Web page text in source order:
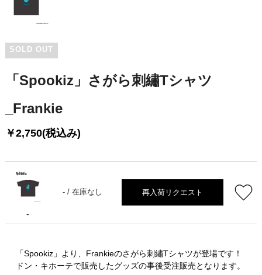
SOLD OUT
「Spookiz」さがら刺繡Tシャツ
_Frankie
￥2,750(税込み)
-
- /在庫なし 再入荷リクエスト
「Spookiz」より、Frankieのさがら刺繡Tシャツが登場です！
ドン・キホーテで販売したグッズの事後受注販売となります。